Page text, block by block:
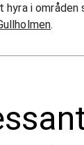
i områden
.